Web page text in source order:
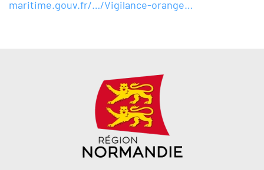
maritime.gouv.fr/…/Vigilance-orange…